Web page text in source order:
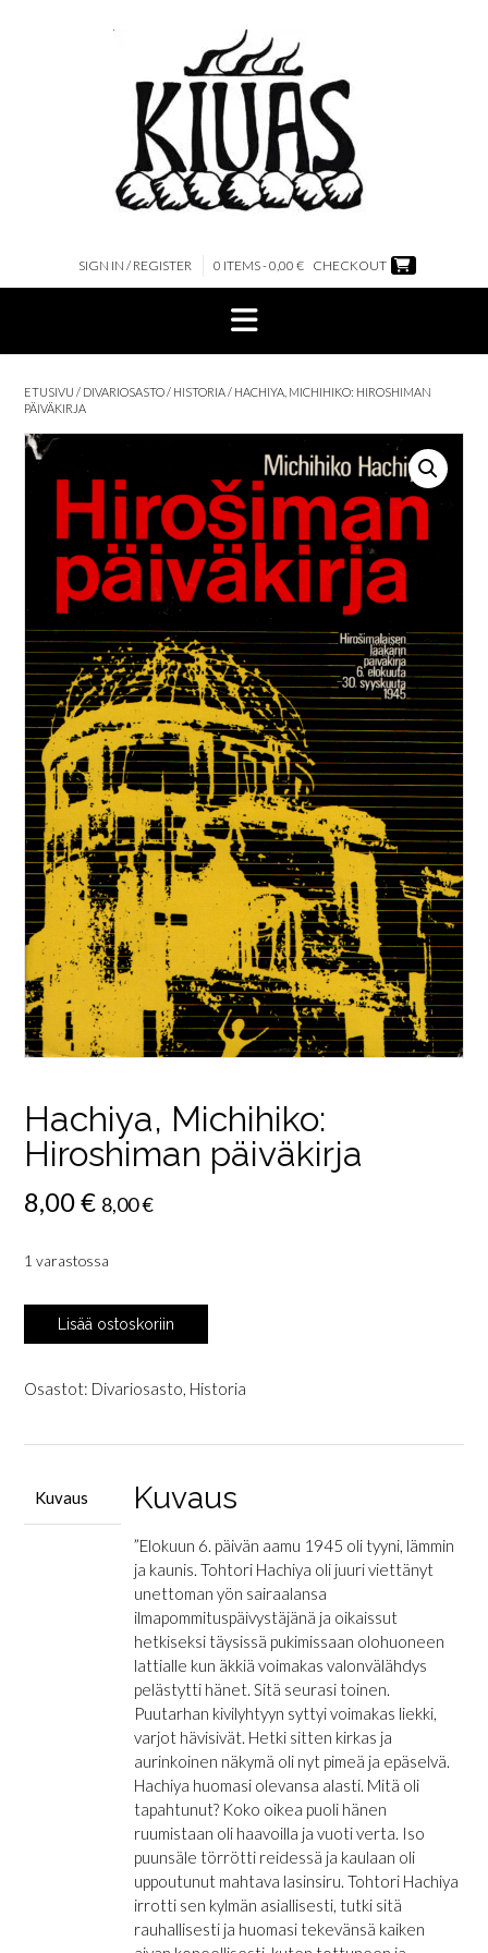
SIGN IN / REGISTER 0 ITEMS - 0,00 € CHECKOUT
ETUSIVU / DIVARIOSASTO/ HISTORIA/ HACHIYA, MICHIHIKO: HIROSHIMAN
PÄIVÄKIRJA
Hachiya, Michihiko:
Hiroshiman päiväkirja
8,00€ 8,00€
1 varastossa
Hachiya,
Michihiko:
päiväkirja
Lisää ostoskoriin
Osastot: Divariosasto, Historia
Kuvaus Kuvaus
”Elokuun 6. päivän aamu 1945 oli tyyni, lämmin
ja kaunis. Tohtori Hachiya oli juuri viettänyt
unettoman yön sairaalansa
ilmapommituspäivystäjänä ja oikaissut
hetkiseksi täysissä pukimissaan olohuoneen
lattialle kun äkkiä voimakas valonvälähdys
pelästytti hänet. Sitä seurasi toinen.
Puutarhan kivilyhtyyn syttyi voimakas liekki,
varjot hävisivät. Hetki sitten kirkas ja
aurinkoinen näkymä oli nyt pimeä ja epäselvä.
Hachiya huomasi olevansa alasti. Mitä oli
tapahtunut? Koko oikea puoli hänen
ruumistaan oli haavoilla ja vuoti verta. Iso
puunsäle törrötti reidessä ja kaulaan oli
uppoutunut mahtava lasinsiru. Tohtori Hachiya
irrotti sen kylmän asiallisesti, tutki sitä
rauhallisesti ja huomasi tekevänsä kaiken